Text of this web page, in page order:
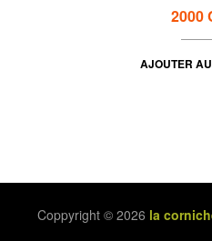
2000
AJOUTER
Coppyright © 2026 la